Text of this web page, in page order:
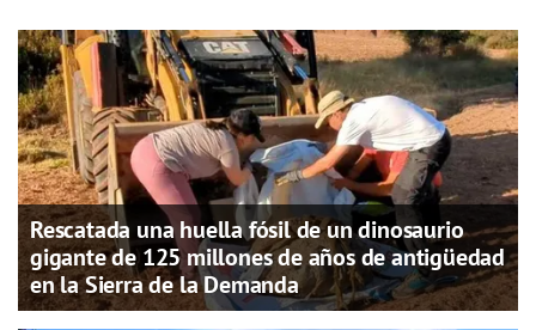
Rescatada una huella fósil de un dinosaurio
gigante de 125 millones de años de antigüedad
en la Sierra de la Demanda